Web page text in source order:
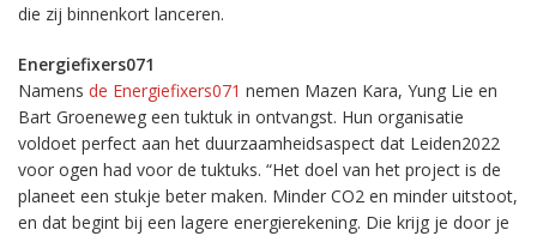
die zij binnenkort lanceren.
Energiefixers071
Namens de Energiefixers071 nemen Mazen Kara, Yung Lie en
Bart Groeneweg een tuktuk in ontvangst. Hun organisatie
voldoet perfect aan het duurzaamheidsaspect dat Leiden2022
voor ogen had voor de tuktuks. “Het doel van het project is de
planeet een stukje beter maken. Minder CO2 en minder uitstoot,
en dat begint bij een lagere energierekening. Die krijg je door je